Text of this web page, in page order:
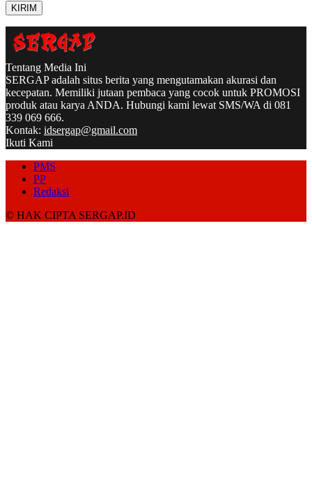
Tentang Media Ini
SERGAP adalah situs berita yang mengutamakan akurasi dan
kecepatan. Memiliki jutaan pembaca yang cocok untuk PROMOSI
produk atau karya ANDA. Hubungi kami lewat SMS/WA di 081
339 069 666.
Kontak: idsergap@gmail.com
Ikuti Kami
PMS
PP
Redaksi
© HAK CIPTA SERGAP.ID